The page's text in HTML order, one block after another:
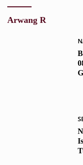
Arwang R